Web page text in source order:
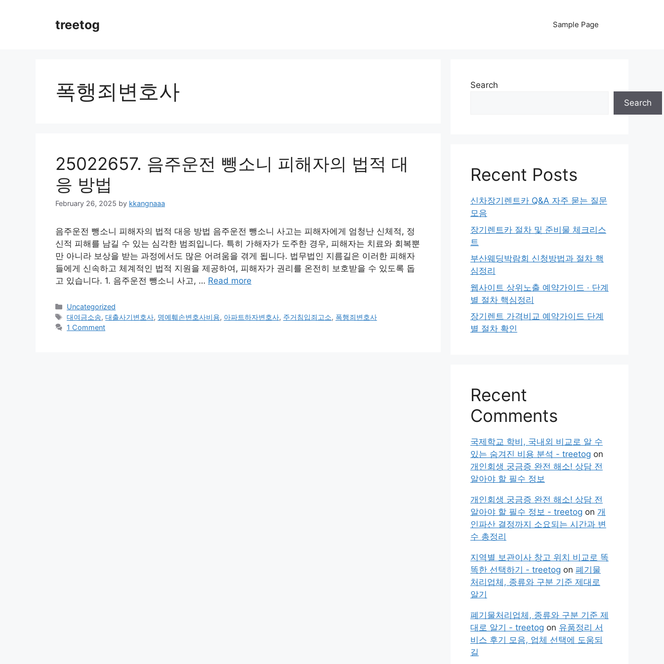
treetog Sample Page
폭행죄변호사
25022657. 음주운전 뺑소니 피해자의 법적 대
응 방법
February 26, 2025 by kkangnaaa
음주운전 뺑소니 피해자의 법적 대응 방법 음주운전 뺑소니 사고는 피해자에게 엄청난 신체적, 정
신적 피해를 남길 수 있는 심각한 범죄입니다. 특히 가해자가 도주한 경우, 피해자는 치료와 회복뿐
만 아니라 보상을 받는 과정에서도 많은 어려움을 겪게 됩니다. 법무법인 지름길은 이러한 피해자
들에게 신속하고 체계적인 법적 지원을 제공하여, 피해자가 권리를 온전히 보호받을 수 있도록 돕
고 있습니다. 1. 음주운전 뺑소니 사고, … Read more
Categories
Uncategorized
Tags
대여금소송,대출사기변호사, 명예훼손변호사비용, 아파트하자변호사, 주거침입죄고소, 폭행죄변호사
1 Comment
Search
Search
Recent Posts
신차장기렌트카 Q&A 자주 묻는 질문
모음
장기렌트카 절차 및 준비물 체크리스
트
부산웨딩박람회 신청방법과 절차 핵
심정리
웹사이트 상위노출 예약가이드 · 단계
별 절차 핵심정리
장기렌트 가격비교 예약가이드 단계
별 절차 확인
Recent
Comments
국제학교 학비, 국내외 비교로 알 수
있는 숨겨진 비용 분석 - treetog on
개인회생 궁금증 완전 해소! 상담 전
알아야 할 필수 정보
개인회생 궁금증 완전 해소! 상담 전
알아야 할 필수 정보 - treetog on 개
인파산 결정까지 소요되는 시간과 변
수 총정리
지역별 보관이사 창고 위치 비교로 똑
똑한 선택하기 - treetog on 폐기물
처리업체, 종류와 구분 기준 제대로
알기
폐기물처리업체, 종류와 구분 기준 제
대로 알기 - treetog on 유품정리 서
비스 후기 모음, 업체 선택에 도움되
길